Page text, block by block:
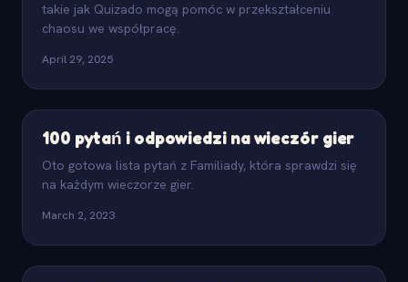
takie jak Quizado mogą pomóc w przekształceniu
chaosu we współpracę.
April 29, 2025
100 pytań i odpowiedzi na wieczór gier
Oto gotowa lista pytań z Familiady, która sprawdzi się
na każdym wieczorze gier.
March 2, 2023